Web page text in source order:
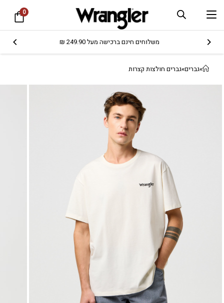
0
משלוחים חינם ברכישה מעל 249.90 ₪
»גברים»גברים חולצות קצרות